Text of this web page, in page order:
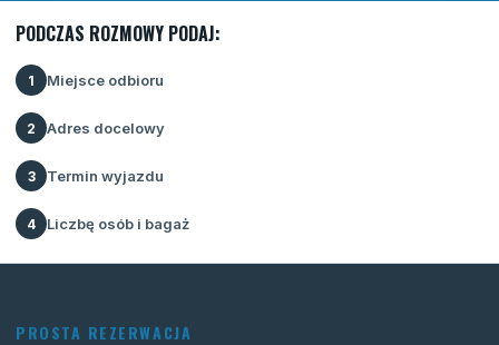
PODCZAS ROZMOWY PODAJ:
1 Miejsce odbioru
2 Adres docelowy
3 Termin wyjazdu
4 Liczbę osób i bagaż
PROSTA REZERWACJA